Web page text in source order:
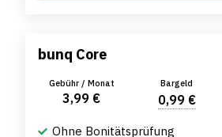
bunq Core
Gebühr / Monat
3,99 €
Bargeld
0,99 €
Ohne Bonitätsprüfung